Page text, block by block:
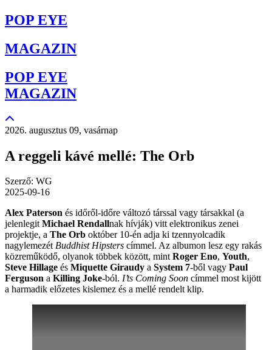
POP EYE
MAGAZIN
POP EYE
MAGAZIN
2026. augusztus 09, vasárnap
A reggeli kávé mellé: The Orb
Szerző: WG
2025-09-16
Alex Paterson és időről-időre változó társsal vagy társakkal (a
jelenlegitMichael Rendallnak hívják) vitt elektronikus zenei
projektje, a The Orb október 10-én adja ki tzennyolcadik
nagylemezétBuddhist Hipsters címmel. Az albumon lesz egy rakás
közreműködő, olyanok többek között, mintRoger Eno, Youth,
Steve Hillage és Miquette Giraudy a System 7-ből vagy Paul
Ferguson a Killing Joke-ból. I’ts Coming Soon címmel most kijött
a harmadik előzetes kislemez és a mellé rendelt klip.